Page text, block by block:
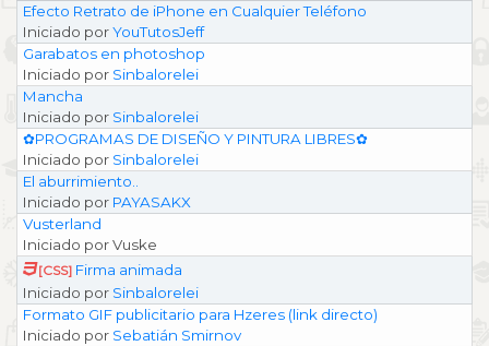
Efecto Retrato de iPhone en Cualquier Teléfono
Iniciado porYouTutosJeff
Garabatos en photoshop
Iniciado por Sinbalorelei
Mancha
Iniciado por Sinbalorelei
✿PROGRAMAS DE DISEÑO Y PINTURA LIBRES✿
Iniciado por Sinbalorelei
El aburrimiento..
Iniciado por PAYASAKX
Vusterland
Iniciado por Vuske
[CSS] Firma animada
Iniciado por Sinbalorelei
Formato GIF publicitario para Hzeres (link directo)
Iniciado por Sebatián Smirnov